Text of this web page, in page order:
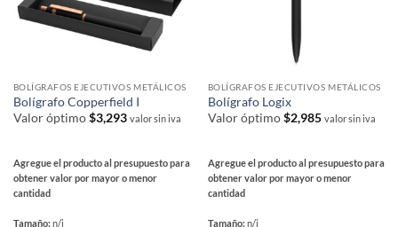
la
página
BOLÍGRAFOS EJECUTIVOS METÁLICOS
Bolígrafo Copperfield I
Valor óptimo$3,293 valor sin iva
Agregue el producto al presupuesto para
obtener valor por mayor o menor
cantidad
Tamaño:n/i
BOLÍGRAFOS EJECUTIVOS METÁLICOS
Bolígrafo Logix
Valor óptimo$2,985 valor sin iva
Agregue el producto al presupuesto para
obtener valor por mayor o menor
cantidad
Tamaño:n/i